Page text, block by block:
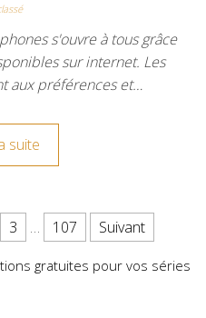
s'ouvre à tous grâce
sur internet. Les
aux préférences et…
suite
publications
3 … 107 Suivant
gratuites pour vos séries